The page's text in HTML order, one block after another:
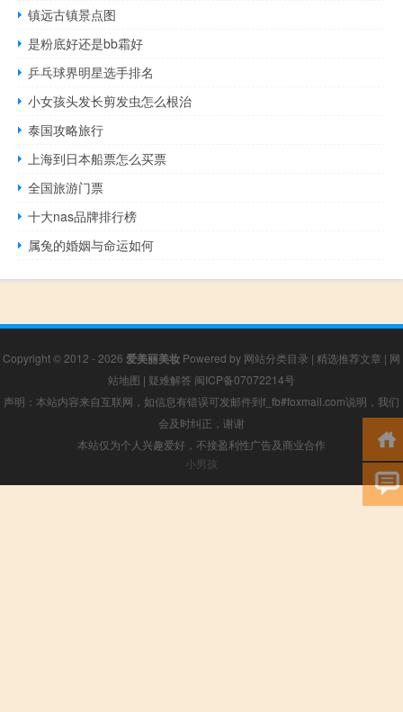
镇远古镇景点图
是粉底好还是bb霜好
乒乓球界明星选手排名
小女孩头发长剪发虫怎么根治
泰国攻略旅行
上海到日本船票怎么买票
全国旅游门票
十大nas品牌排行榜
属兔的婚姻与命运如何
Copyright © 2012 - 2026 爱美丽美妆 Powered by 网站分类目录 | 精选推荐文章 | 网
站地图 | 疑难解答 闽ICP备07072214号
声明：本站内容来自互联网，如信息有错误可发邮件到f_fb#foxmail.com说明，我们
会及时纠正，谢谢
本站仅为个人兴趣爱好，不接盈利性广告及商业合作
小男孩